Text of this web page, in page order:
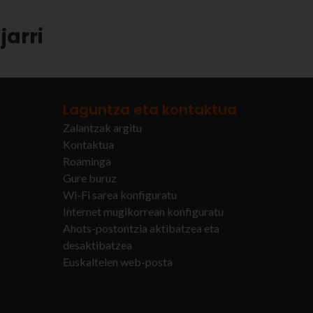
Laguntza eta kontaktua
Zalantzak argitu
Kontaktua
Roaminga
Gure buruz
Wi-Fi sarea konfiguratu
Internet mugikorrean konfiguratu
Ahots-postontzia aktibatzea eta
desaktibatzea
Euskaltelen web-posta